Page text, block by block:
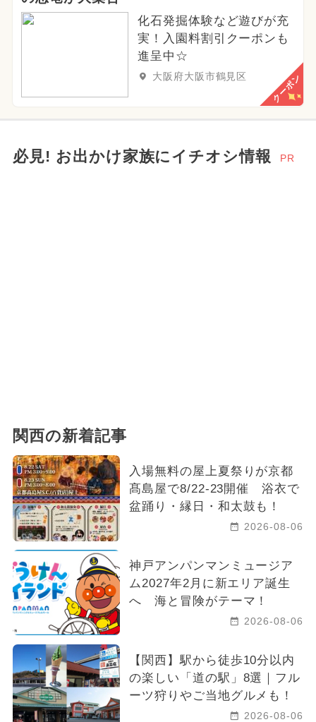
化石発掘体験など遊びが充
実！入園料割引クーポンも
進呈中☆
大阪府大阪市鶴見区 クーポン
必見! お出かけ家族にイチオシ情報 PR
関西の新着記事
入場無料の屋上夏祭りが京都
髙島屋で8/22-23開催 浴衣で
盆踊り・縁日・和太鼓も！
2026-08-06
神戸アンパンマンミュージア
ム2027年2月に新エリア誕生
へ 海と冒険がテーマ！
2026-08-06
【関西】駅から徒歩10分以内
の楽しい「道の駅」8選｜フル
ーツ狩りやご当地グルメも！
2026-08-06